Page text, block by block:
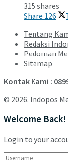
315 shares
Share 126
Tentang
Redaksi
Pedoman
Sitemap
Kontak Kami :
© 2026. Indopos
Welcome Back!
Login to your